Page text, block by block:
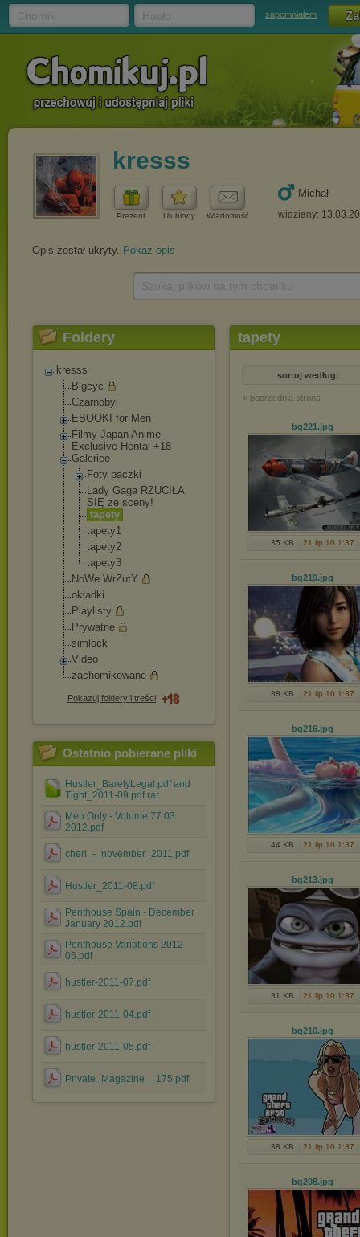
zapomniałem
kresss
Prezent Ulubiony Wiadomość
Michał
widziany:
Opis został ukryty. Pokaż opis
Foldery
kresss
Bigcyc
Czarnobyl
EBOOKI for Men
Filmy Japan Anime
Exclusive Hentai +18
Galeriee
Foty paczki
Lady Gaga RZUCIŁA
SIĘ ze sceny!
tapety
tapety1
tapety2
tapety3
NoWe WrZutY
okładki
Playlisty
Prywatne
simlock
Video
zachomikowane
Pokazuj foldery i treści
Ostatnio pobierane pliki
Hustler_BarelyLegal.pdf and
Tight_2011-09.pdf.rar
Men Only - Volume 77.03
2012.pdf
cheri_-_november_2011.pdf
Hustler_2011-08.pdf
Penthouse Spain - December
January 2012.pdf
Penthouse Variations 2012-
05.pdf
hustler-2011-07.pdf
hustler-2011-04.pdf
hustler-2011-05.pdf
Private_Magazine__175.pdf
tapety
sortuj według:
« poprzednia strona
bg221.jpg
35 KB 21 lip 10 1:37
bg219.jpg
38 KB 21 lip 10 1:37
bg216.jpg
44 KB 21 lip 10 1:37
bg213.jpg
31 KB 21 lip 10 1:37
bg210.jpg
38 KB 21 lip 10 1:37
bg208.jpg